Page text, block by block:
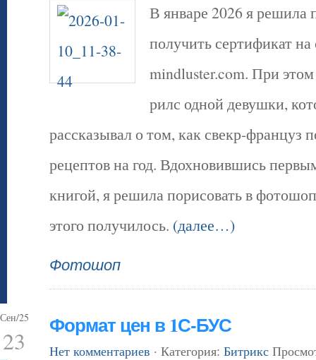
В январе 2026 я решила
получить сертификат на
mindluster.com. При
рилс одной девушки,
рассказывал о том, как свекр-француз
рецептов на год. Вдохновившись
книгой, я решила порисовать в
этого получилось. (далее…)
Фотошоп
Сен/25
23
Формат цен в 1С-БУС
Нет комментариев · Категория: Битрикс